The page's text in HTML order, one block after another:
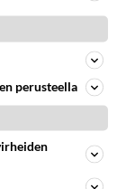
Perussuomalaisten kannatus nousi rytinällä Ylen tänään julkaisemassa tuoreimmassa gallup-kyselyssä.
473
Poliisin mukaan nuori oli lähes täysi-ikäinen. Ennen iltakuutta tulleen ilmoituksen mukaan ihminen oli joutunut mahdoll
10
619
38
570
perusteella